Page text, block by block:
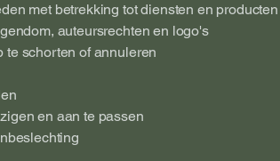
met betrekking tot diensten en producten
auteursrechten en logo's
te schorten of annuleren
en aan te passen